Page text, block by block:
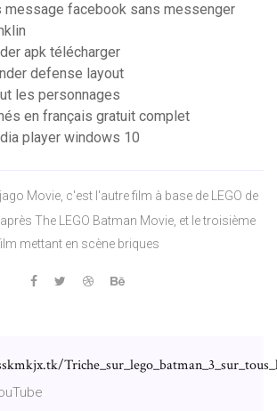
message facebook sans messenger
apk télécharger
defense layout
les personnages
en français gratuit complet
player windows 10
Movie, c'est l'autre film à base de LEGO de
The LEGO Batman Movie, et le troisième
mettant en scène briques